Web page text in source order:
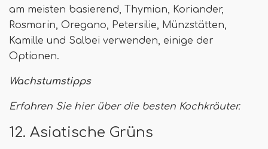
am meisten basierend, Thymian, Koriander,
Rosmarin, Oregano, Petersilie, Münzstätten,
Kamille und Salbei verwenden, einige der
Optionen.
Wachstumstipps
Erfahren Sie hier über die besten Kochkräuter.
12. Asiatische Grüns